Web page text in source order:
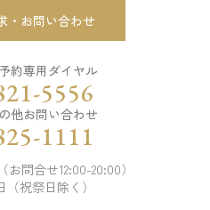
・お問い合わせ
約専用ダイヤル
5556
他お問い合わせ
1111
お問合せ12:00-20:00）
（祝祭日除く）